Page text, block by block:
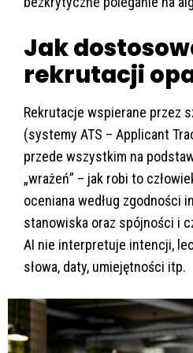
Jak
rekrutacji
Rekrutacje wspierane przez
(systemy ATS – Applicant
przede wszystkim na
„wrażeń” – jak robi to
oceniana według zgodności
stanowiska oraz spójności i
AI nie interpretuje intencji,
słowa, daty, umiejętności itp.